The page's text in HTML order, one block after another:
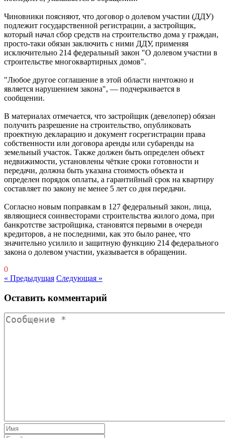
Чиновники поясняют, что договор о долевом участии (ДДУ)
подлежит государственной регистрации, а застройщик,
который начал сбор средств на строительство дома у граждан,
просто-таки обязан заключить с ними ДДУ, применяя
исключительно 214 федеральный закон "О долевом участии в
строительстве многоквартирных домов".
"Любое другое соглашение в этой области ничтожно и
является нарушением закона", — подчеркивается в
сообщении.
В материалах отмечается, что застройщик (девелопер) обязан
получить разрешение на строительство, опубликовать
проектную декларацию и документ госрегистрации права
собственности или договора аренды или субаренды на
земельный участок. Также должен быть определен объект
недвижимости, установлены чёткие сроки готовности и
передачи, должна быть указана стоимость объекта и
определен порядок оплаты, а гарантийный срок на квартиру
составляет по закону не менее 5 лет со дня передачи.
Согласно новым поправкам в 127 федеральный закон, лица,
являющиеся соинвесторами строительства жилого дома, при
банкротстве застройщика, становятся первыми в очереди
кредиторов, а не последними, как это было ранее, что
значительно усилило и защитную функцию 214 федерального
закона о долевом участии, указывается в обращении.
0
« Предыдущая Следующая »
Оставить комментарий